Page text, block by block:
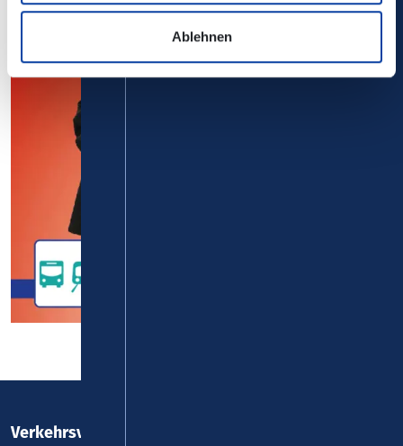
Ablehnen
Verkehrsverbund Rhein-Mosel GmbH